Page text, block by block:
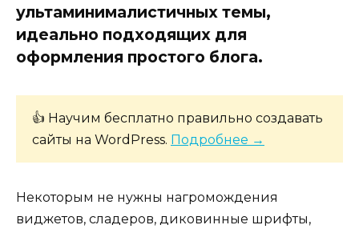
ультаминималистичных темы,
идеально подходящих для
оформления простого блога.
👍 Научим бесплатно правильно создавать
сайты на WordPress. Подробнее →
Некоторым не нужны нагромождения
виджетов, сладеров, диковинные шрифты,